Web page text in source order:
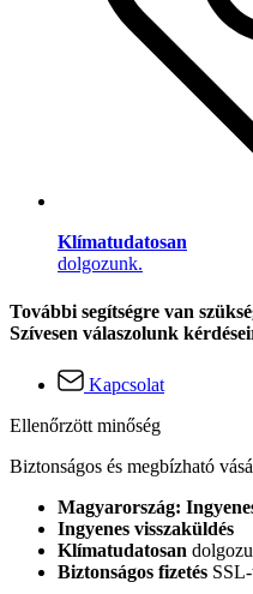
Klímatudatosan
dolgozunk.
További segítségre van
Szívesen válaszolunk
Kapcsolat
Ellenőrzött minőség
Biztonságos és megbízható
Magyarország:
Ingyenes visszaküldés
Klímatudatosan
Biztonságos fizetés